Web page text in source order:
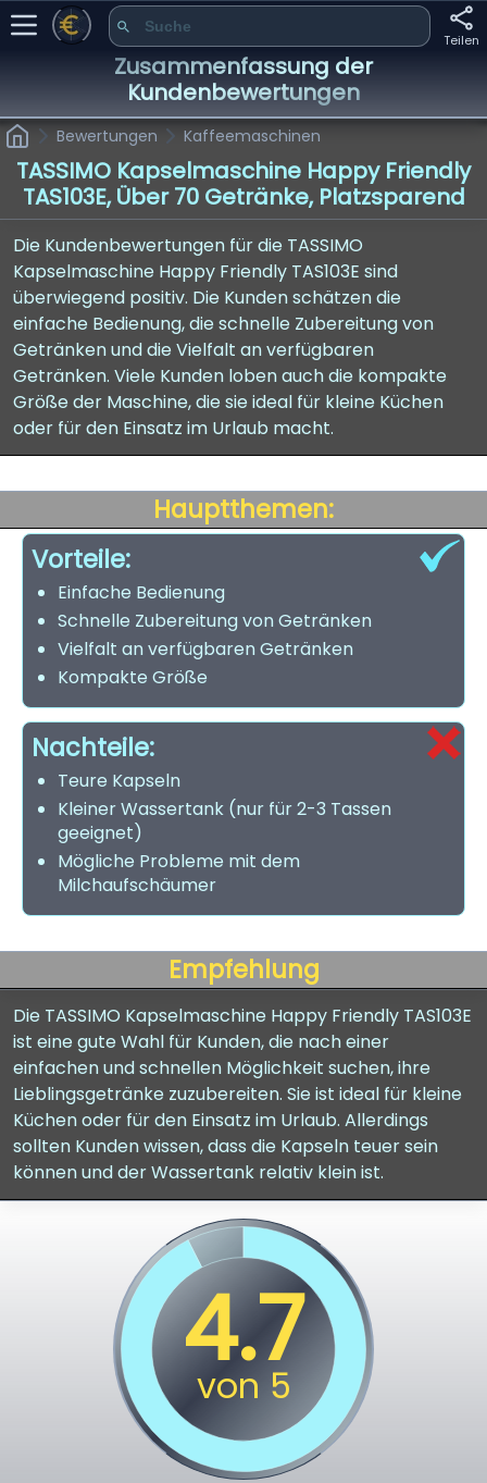
Teilen
Zusammenfassung der
Kundenbewertungen
Bewertungen Kaffeemaschinen
TASSIMO Kapselmaschine Happy Friendly
TAS103E, Über 70 Getränke, Platzsparend
Die Kundenbewertungen für die TASSIMO
Kapselmaschine Happy Friendly TAS103E sind
überwiegend positiv. Die Kunden schätzen die
einfache Bedienung, die schnelle Zubereitung von
Getränken und die Vielfalt an verfügbaren
Getränken. Viele Kunden loben auch die kompakte
Größe der Maschine, die sie ideal für kleine Küchen
oder für den Einsatz im Urlaub macht.
Hauptthemen:
Vorteile:
Einfache Bedienung
Schnelle Zubereitung von Getränken
Vielfalt an verfügbaren Getränken
Kompakte Größe
Nachteile:
Teure Kapseln
Kleiner Wassertank (nur für 2-3 Tassen
geeignet)
Mögliche Probleme mit dem
Milchaufschäumer
Empfehlung
Die TASSIMO Kapselmaschine Happy Friendly TAS103E
ist eine gute Wahl für Kunden, die nach einer
einfachen und schnellen Möglichkeit suchen, ihre
Lieblingsgetränke zuzubereiten. Sie ist ideal für kleine
Küchen oder für den Einsatz im Urlaub. Allerdings
sollten Kunden wissen, dass die Kapseln teuer sein
können und der Wassertank relativ klein ist.